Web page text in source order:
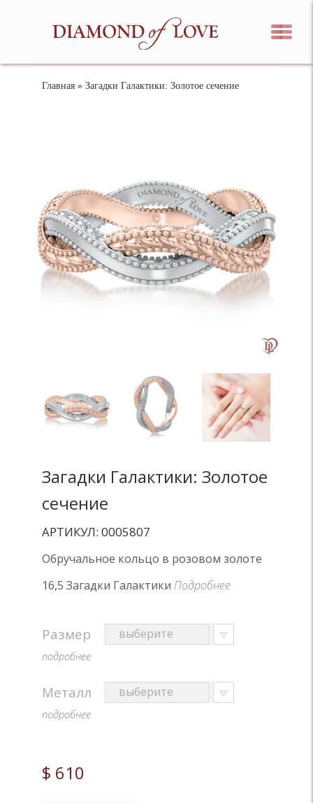
Главная » Загадки Галактики: Золотое сечение
Загадки Галактики: Золотое
сечение
АРТИКУЛ: 0005807
Обручальное кольцо в розовом золоте
16,5 Загадки Галактики Подробнее
Размер
подробнее
Металл
подробнее
$ 610